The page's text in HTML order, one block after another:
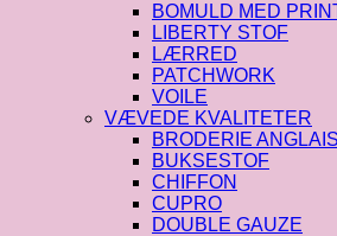
BOMULD MED
LIBERTY STOF
LÆRRED
PATCHWORK
VOILE
VÆVEDE KVALITETER
BRODERIE
BUKSESTOF
CHIFFON
CUPRO
DOUBLE GAUZE